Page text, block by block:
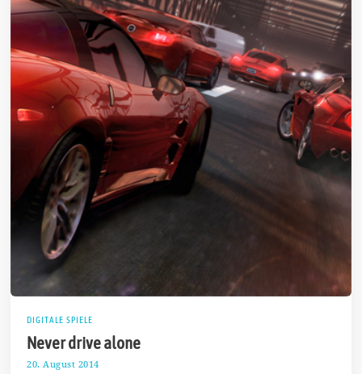
DIGITALE SPIELE
Never drive alone
20. August 2014